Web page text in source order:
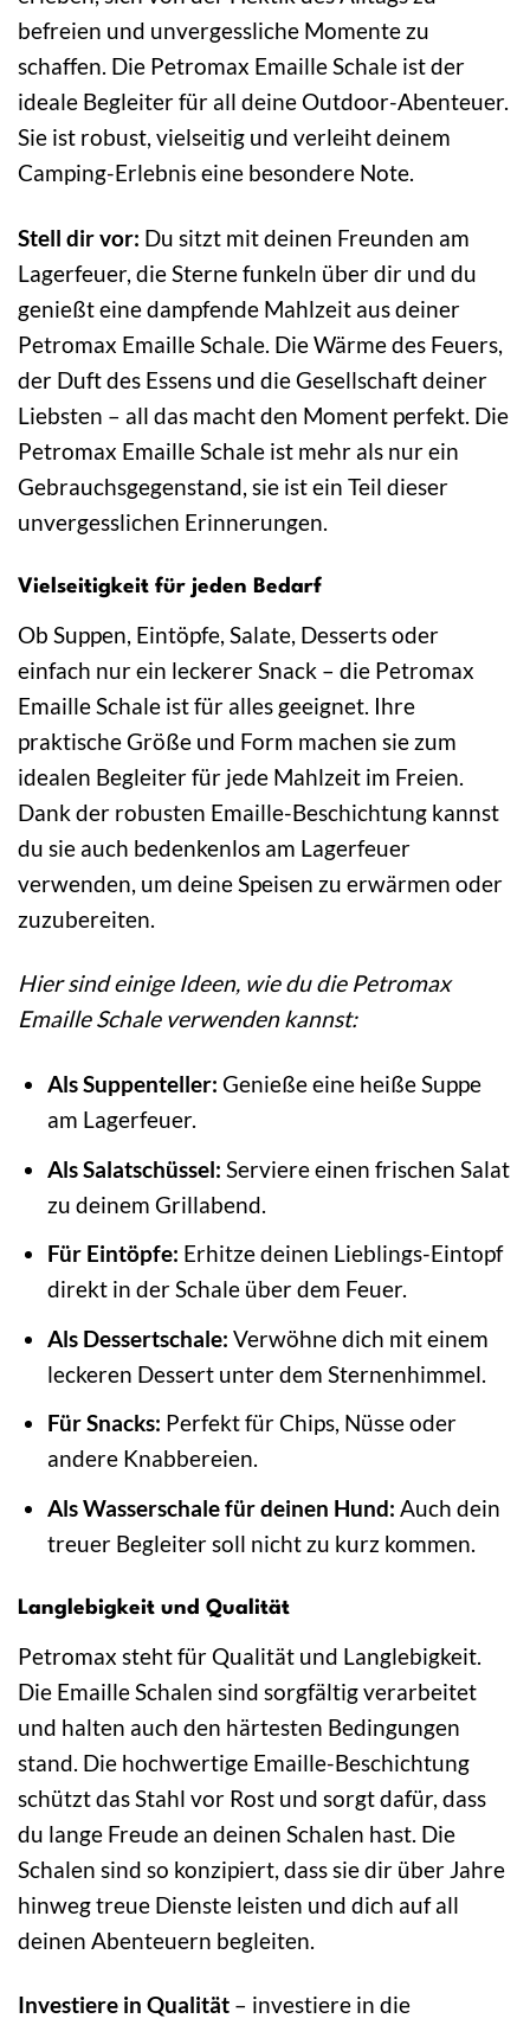
befreien und unvergessliche Momente zu
schaffen. Die Petromax Emaille Schale ist der
ideale Begleiter für all deine Outdoor-Abenteuer.
Sie ist robust, vielseitig und verleiht deinem
Camping-Erlebnis eine besondere Note.
Stell dir vor: Du sitzt mit deinen Freunden am
Lagerfeuer, die Sterne funkeln über dir und du
genießt eine dampfende Mahlzeit aus deiner
Petromax Emaille Schale. Die Wärme des Feuers,
der Duft des Essens und die Gesellschaft deiner
Liebsten – all das macht den Moment perfekt. Die
Petromax Emaille Schale ist mehr als nur ein
Gebrauchsgegenstand, sie ist ein Teil dieser
unvergesslichen Erinnerungen.
Vielseitigkeit für jeden Bedarf
Ob Suppen, Eintöpfe, Salate, Desserts oder
einfach nur ein leckerer Snack – die Petromax
Emaille Schale ist für alles geeignet. Ihre
praktische Größe und Form machen sie zum
idealen Begleiter für jede Mahlzeit im Freien.
Dank der robusten Emaille-Beschichtung kannst
du sie auch bedenkenlos am Lagerfeuer
verwenden, um deine Speisen zu erwärmen oder
zuzubereiten.
Hier sind einige Ideen, wie du die Petromax
Emaille Schale verwenden kannst:
Als Suppenteller: Genieße eine heiße Suppe
am Lagerfeuer.
Als Salatschüssel: Serviere einen frischen Salat
zu deinem Grillabend.
Für Eintöpfe: Erhitze deinen Lieblings-Eintopf
direkt in der Schale über dem Feuer.
Als Dessertschale: Verwöhne dich mit einem
leckeren Dessert unter dem Sternenhimmel.
Für Snacks: Perfekt für Chips, Nüsse oder
andere Knabbereien.
Als Wasserschale für deinen Hund: Auch dein
treuer Begleiter soll nicht zu kurz kommen.
Langlebigkeit und Qualität
Petromax steht für Qualität und Langlebigkeit.
Die Emaille Schalen sind sorgfältig verarbeitet
und halten auch den härtesten Bedingungen
stand. Die hochwertige Emaille-Beschichtung
schützt das Stahl vor Rost und sorgt dafür, dass
du lange Freude an deinen Schalen hast. Die
Schalen sind so konzipiert, dass sie dir über Jahre
hinweg treue Dienste leisten und dich auf all
deinen Abenteuern begleiten.
Investiere in Qualität – investiere in die